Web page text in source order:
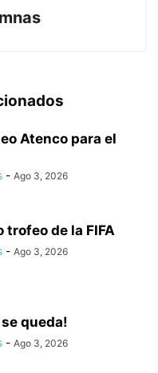
Atenco para el
- Ago 3, 2026
trofeo de la FIFA
- Ago 3, 2026
queda!
- Ago 3, 2026